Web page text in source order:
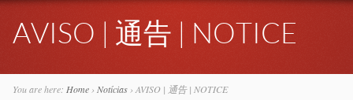
AVISO | 通告 | NOTICE
You are here: Home› Notícias› AVISO | 通告 | NOTICE